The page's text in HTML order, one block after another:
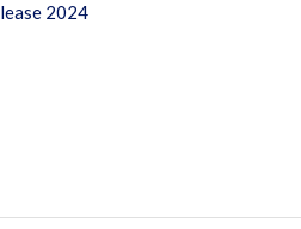
2024